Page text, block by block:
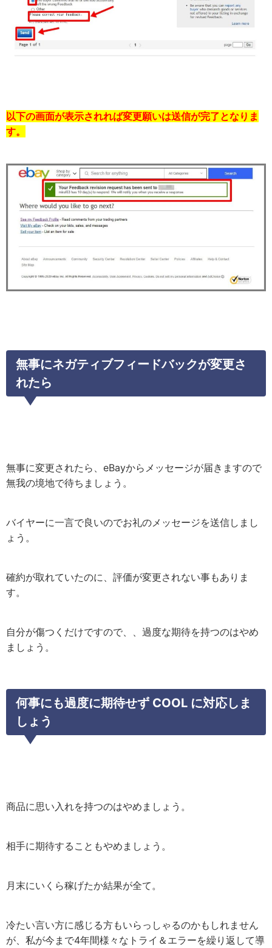
以下の画面が表示されれば変更願いは送信が完了となりま
す。
無事にネガティブフィードバックが変更さ
れたら
無事に変更されたら、eBayからメッセージが届きますので
無我の境地で待ちましょう。
バイヤーに一言で良いのでお礼のメッセージを送信しまし
ょう。
確約が取れていたのに、評価が変更されない事もありま
す。
自分が傷つくだけですので、、過度な期待を持つのはやめ
ましょう。
何事にも過度に期待せず COOL に対応しま
しょう
商品に思い入れを持つのはやめましょう。
相手に期待することもやめましょう。
月末にいくら稼げたか結果が全て。
冷たい言い方に感じる方もいらっしゃるのかもしれません
が、私が今まで4年間様々なトライ＆エラーを繰り返して導